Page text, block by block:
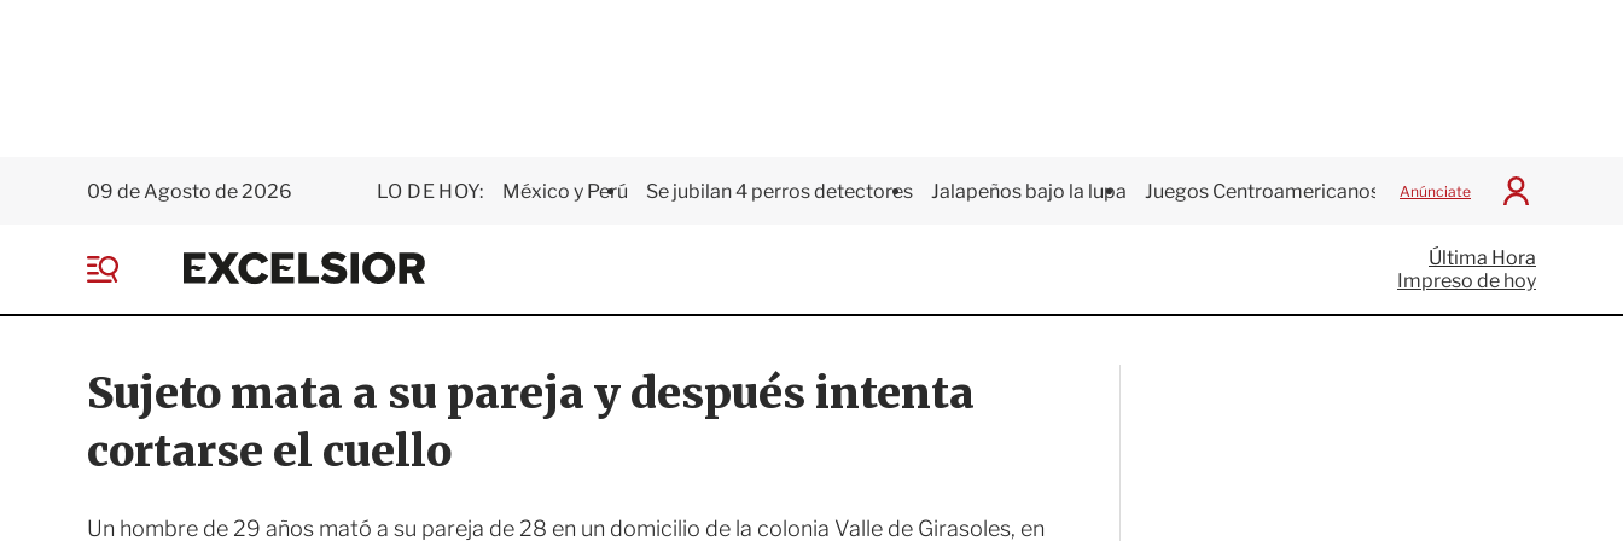
09 de Agosto de 2026 LO DE HOY: México y Perú Se jubilan 4 perros detectores Jalapeños bajo la lupa Juegos Centroamericanos Anúnciate
I
c
i
a
E
x
e
i
o
e
Última Hora
Impreso de hoy
Sujeto mata a su pareja y después intenta
cortarse el cuello
Un hombre de 29 años mató a su pareja de 28 en un domicilio de la colonia Valle de Girasoles, en